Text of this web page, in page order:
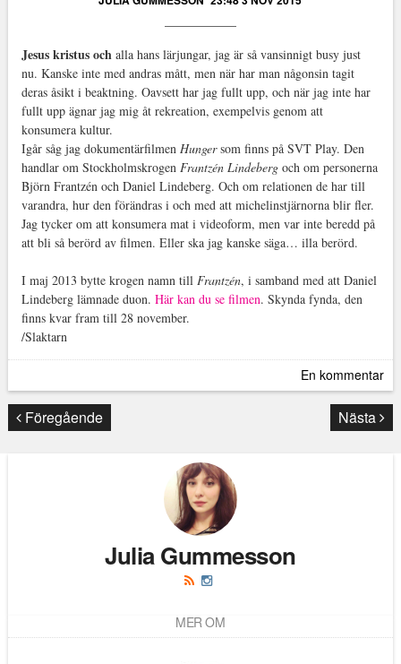
Jesus kristus och alla hans lärjungar, jag är så vansinnigt busy just
nu. Kanske inte med andras mått, men när har man någonsin tagit
deras åsikt i beaktning. Oavsett har jag fullt upp, och när jag inte har
fullt upp ägnar jag mig åt rekreation, exempelvis genom att
konsumera kultur.
Igår såg jag dokumentärfilmen Hungersom finns på SVT Play. Den
handlar om Stockholmskrogen Frantzén Lindebergoch om personerna
Björn Frantzén och Daniel Lindeberg. Och om relationen de har till
varandra, hur den förändras i och med att michelinstjärnorna blir fler.
Jag tycker om att konsumera mat i videoform, men var inte beredd på
att bli så berörd av filmen. Eller ska jag kanske säga… illa berörd.
I maj 2013 bytte krogen namn till Frantzén, i samband med att Daniel
Lindeberg lämnade duon. Här kan du se filmen. Skynda fynda, den
finns kvar fram till 28 november.
/Slaktarn
En kommentar
Föregående Nästa
Julia Gummesson
MER OM